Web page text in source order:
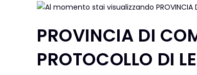
PROVINCIA DI
PROTOCOLLO DI